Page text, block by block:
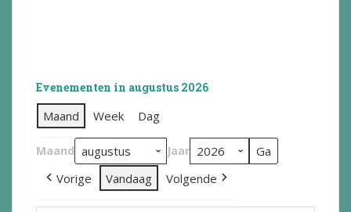
Evenementen in augustus 2026
Maand Week Dag
Maand Jaar
Vorige Vandaag Volgende